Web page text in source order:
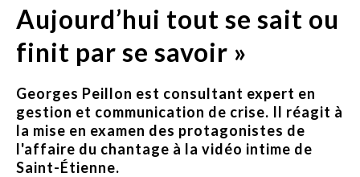
Aujourd’hui tout se sait ou
finit par se savoir »
Georges Peillon est consultant expert en
gestion et communication de crise. Il réagit à
la mise en examen des protagonistes de
l'affaire du chantage à la vidéo intime de
Saint-Étienne.